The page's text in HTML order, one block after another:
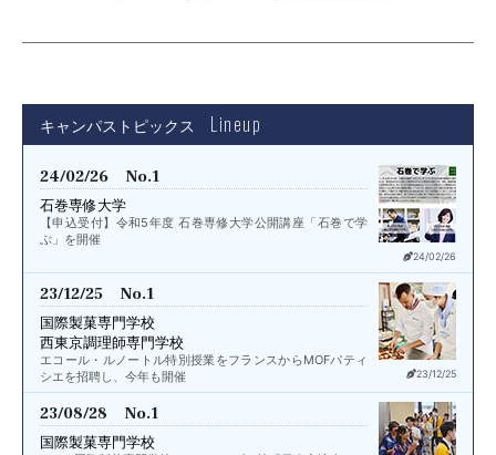
キャンパストピックス Lineup
24/02/26
24/02/26 No.1
石巻専修大学
【申込受付】令和5年度 石巻専修大学公開講座「石巻で学
ぶ」を開催
23/12/25
23/12/25 No.1
国際製菓専門学校
西東京調理師専門学校
エコール・ルノートル特別授業をフランスからMOFパティ
シエを招聘し、今年も開催
23/08/28 No.1
国際製菓専門学校